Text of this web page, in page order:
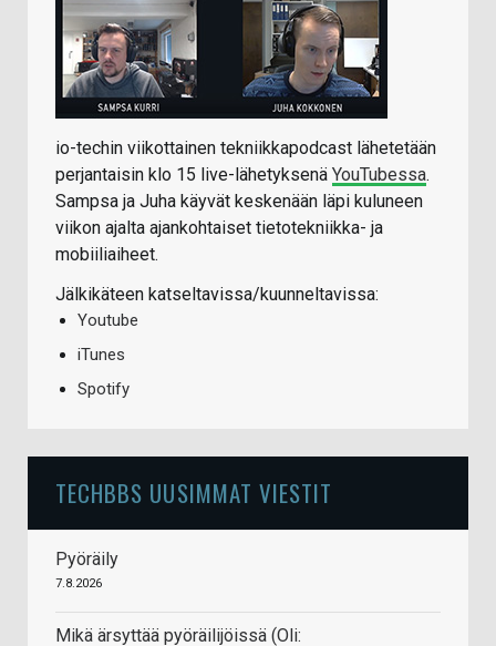
io-techin viikottainen tekniikkapodcast lähetetään
perjantaisin klo 15 live-lähetyksenä YouTubessa.
Sampsa ja Juha käyvät keskenään läpi kuluneen
viikon ajalta ajankohtaiset tietotekniikka- ja
mobiiliaiheet.
Jälkikäteen katseltavissa/kuunneltavissa:
Youtube
iTunes
Spotify
TECHBBS UUSIMMAT VIESTIT
Pyöräily
7.8.2026
Mikä ärsyttää pyöräilijöissä (Oli: